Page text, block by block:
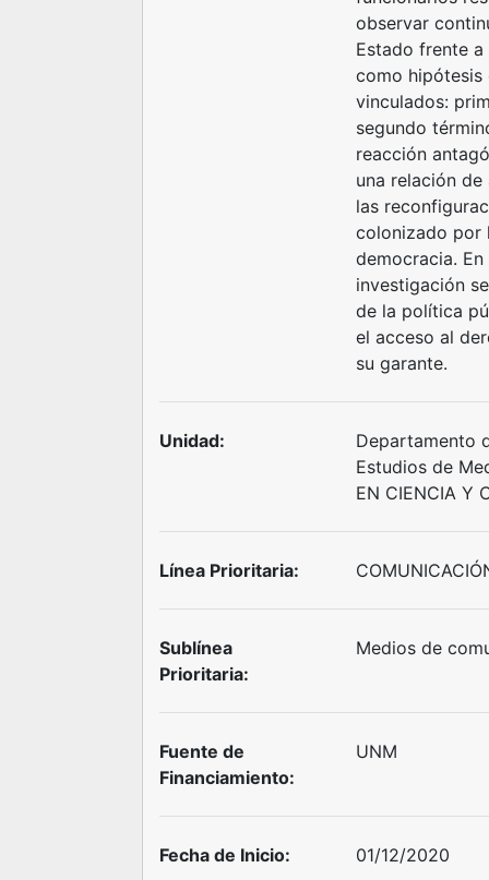
observar
Estado frente a
como hipótesis
vinculados:
segundo
reacción
una relación
las
colonizado por
democracia.
investigación
de la política
el acceso al
su garante.
Unidad:
Departamento
Estudios de
EN CIENCIA Y
Línea Prioritaria:
Sublínea
Prioritaria:
Medios de
Fuente de
Financiamiento:
UNM
Fecha de Inicio: 01/12/2020